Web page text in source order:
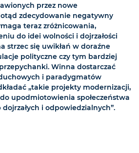
przez nowe
zdecydowanie negatywny
teraz zróżnicowania,
do idei wolności i dojrzałości
strzec się uwikłań w doraźne
polityczne czy tym bardziej
Winna dostarczać
i paradygmatów
„takie projekty modernizacji,
upodmiotowienia społeczeństwa
i odpowiedzialnych”.